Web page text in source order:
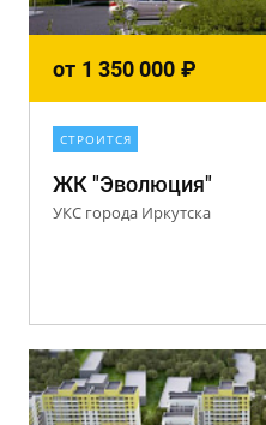
от 1 350 000 ₽
СТРОИТСЯ
ЖК "Эволюция"
УКС города Иркутска